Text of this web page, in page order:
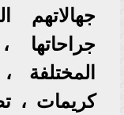
جهالاتهم
جراحاتها
كريمات ،